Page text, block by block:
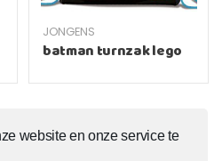
website en onze service te
JONGENS
batman turnzak lego
3 4 5 →